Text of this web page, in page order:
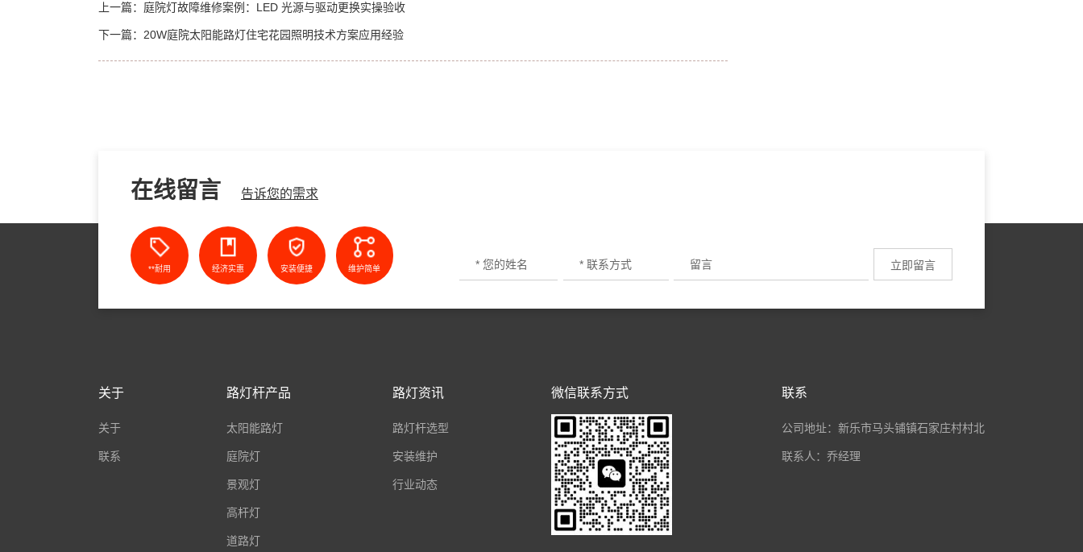
上一篇： 庭院灯故障维修案例：LED 光源与驱动更换实操验收
下一篇： 20W庭院太阳能路灯住宅花园照明技术方案应用经验
在线留言 告诉您的需求
**耐用 经济实惠 安装便捷 维护简单
关于
关于
联系
路灯杆产品
太阳能路灯
庭院灯
景观灯
高杆灯
道路灯
路灯资讯
路灯杆选型
安装维护
行业动态
微信联系方式 联系
公司地址：新乐市马头铺镇石家庄村村北
联系人：乔经理